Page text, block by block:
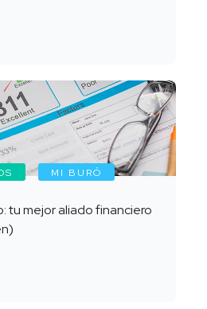
MI BURÓ
tu mejor aliado financiero